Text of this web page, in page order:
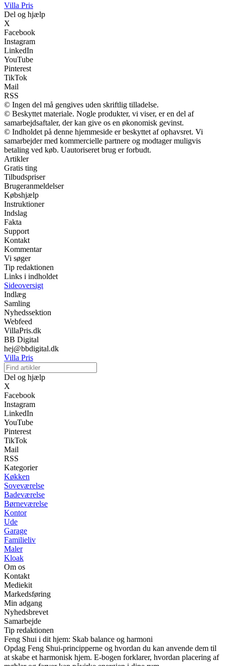
Villa Pris
Del og hjælp
X
Facebook
Instagram
LinkedIn
YouTube
Pinterest
TikTok
Mail
RSS
© Ingen del må gengives uden skriftlig tilladelse.
© Beskyttet materiale. Nogle produkter, vi viser, er en del af
samarbejdsaftaler, der kan give os en økonomisk gevinst.
© Indholdet på denne hjemmeside er beskyttet af ophavsret. Vi
samarbejder med kommercielle partnere og modtager muligvis
betaling ved køb. Uautoriseret brug er forbudt.
Artikler
Gratis ting
Tilbudspriser
Brugeranmeldelser
Købshjælp
Instruktioner
Indslag
Fakta
Support
Kontakt
Kommentar
Vi søger
Tip redaktionen
Links i indholdet
Sideoversigt
Indlæg
Samling
Nyhedssektion
Webfeed
VillaPris.dk
BB Digital
hej@bbdigital.dk
Villa Pris
Del og hjælp
X
Facebook
Instagram
LinkedIn
YouTube
Pinterest
TikTok
Mail
RSS
Kategorier
Køkken
Soveværelse
Badeværelse
Børneværelse
Kontor
Ude
Garage
Familieliv
Maler
Kloak
Om os
Kontakt
Mediekit
Markedsføring
Min adgang
Nyhedsbrevet
Samarbejde
Tip redaktionen
Feng Shui i dit hjem: Skab balance og harmoni
Opdag Feng Shui-principperne og hvordan du kan anvende dem til
at skabe et harmonisk hjem. E-bogen forklarer, hvordan placering af